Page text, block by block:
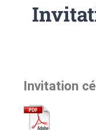
Invitation